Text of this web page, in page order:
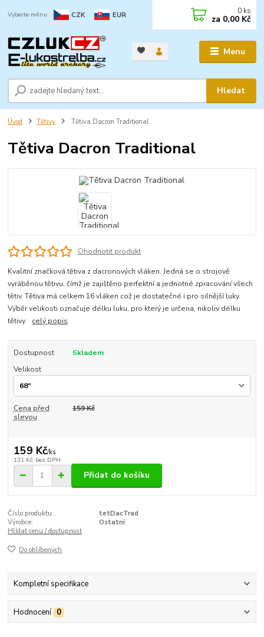
Menu
CZK EUR
Hledat
0 ks
za 0,00 Kč
Úvod Tětivy Tětiva Dacron Traditional
Tětiva Dacron Traditional
Ohodnotit produkt
Kvalitní značková tětiva z dacronových vláken. Jedná se o strojově
vyráběnou tětivu, čímž je zajištěno perfektní a jednotné zpracování všech
tětiv. Tětiva má celkem 16 vláken což je dostatečné i pro silnější luky.
Výběr velikosti označuje délku luku, pro který je určena, nikoliv délku
tětivy. celý popis
Dostupnost
Skladem
Velikost
Cena před
slevou
159 Kč
159 Kč/ks
131 Kč bez DPH
Přidat do košíku
Číslo produktu:
tetDacTrad
Výrobce:
Ostatní
Hlídat cenu / dostupnost
Do oblíbených
Kompletní specifikace
Hodnocení 0